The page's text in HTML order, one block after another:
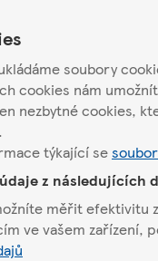
soubory
cookies nám
nezbytné cookies,
.
týkající se
z následujících
měřit efektivitu
ve vašem zařízení,